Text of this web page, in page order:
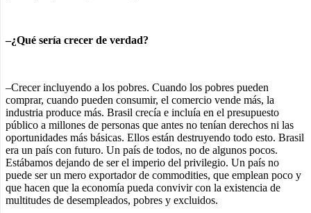
–¿Qué sería crecer de verdad?
–Crecer incluyendo a los pobres. Cuando los pobres pueden
comprar, cuando pueden consumir, el comercio vende más, la
industria produce más. Brasil crecía e incluía en el presupuesto
público a millones de personas que antes no tenían derechos ni las
oportunidades más básicas. Ellos están destruyendo todo esto. Brasil
era un país con futuro. Un país de todos, no de algunos pocos.
Estábamos dejando de ser el imperio del privilegio. Un país no
puede ser un mero exportador de commodities, que emplean poco y
que hacen que la economía pueda convivir con la existencia de
multitudes de desempleados, pobres y excluidos.